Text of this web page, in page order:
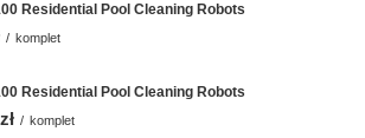
Residential Pool Cleaning Robots
/ komplet
Residential Pool Cleaning Robots
/ komplet